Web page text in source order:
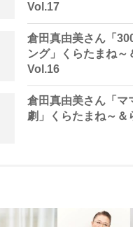
Vol.17
倉田真由美さん「
ング」くらたまね～
Vol.16
倉田真由美さん「マ
劇」くらたまね～＆